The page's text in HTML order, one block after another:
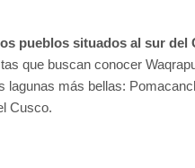
pueblos situados al sur del
que buscan conocer
más bellas:
Cusco.